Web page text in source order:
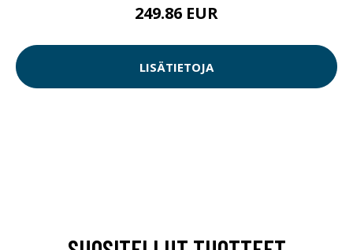
249.86 EUR
LISÄTIETOJA